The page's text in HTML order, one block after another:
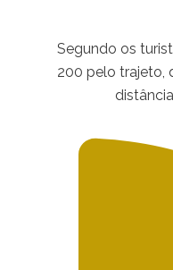
Segundo os
200 pelo trajeto,